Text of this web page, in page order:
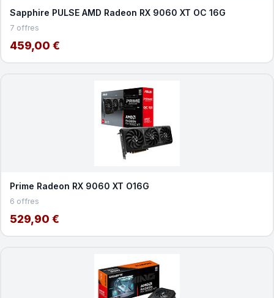
Sapphire PULSE AMD Radeon RX 9060 XT OC 16G
7 offres
459,00 €
Prime Radeon RX 9060 XT O16G
6 offres
529,90 €